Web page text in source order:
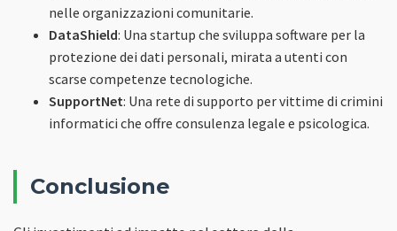
nelle organizzazioni comunitarie.
DataShield: Una startup che sviluppa software per la
protezione dei dati personali, mirata a utenti con
scarse competenze tecnologiche.
SupportNet: Una rete di supporto per vittime di crimini
informatici che offre consulenza legale e psicologica.
Conclusione